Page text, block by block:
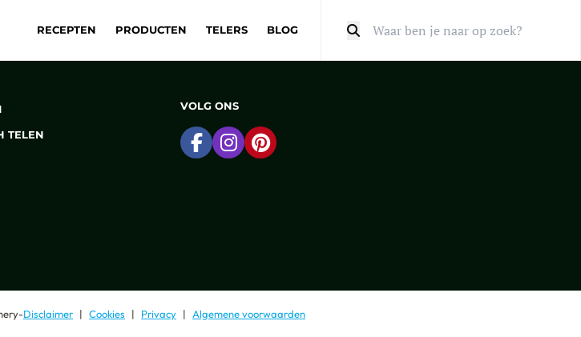
RECEPTEN PRODUCTEN TELERS BLOG
TELEN
VOLG ONS
Ga naar Facebook
Ga naar Instagram
Ga naar Pinterest
-Disclaimer Cookies Privacy Algemene voorwaarden